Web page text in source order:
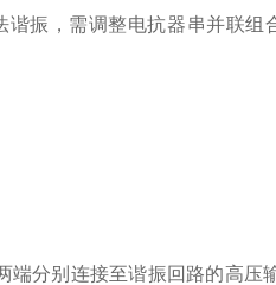
振，需调整电抗器串并联
分别连接至谐振回路的高压